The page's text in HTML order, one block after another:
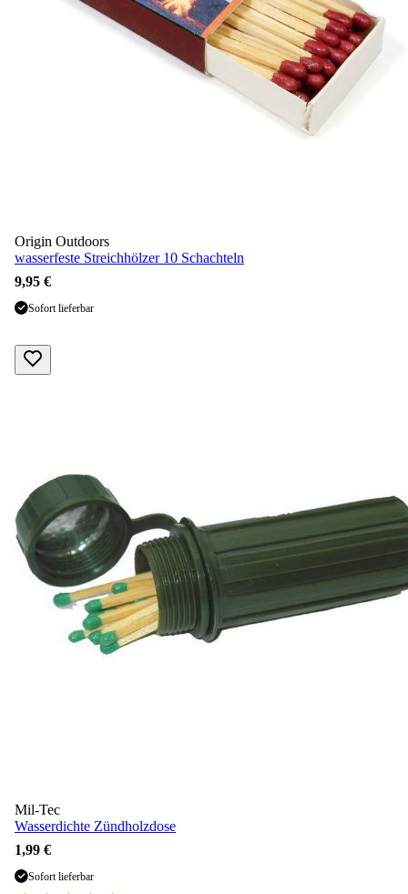
Origin Outdoors
wasserfeste Streichhölzer 10 Schachteln
9,95 €
Sofort lieferbar
Mil-Tec
Wasserdichte Zündholzdose
1,99 €
Sofort lieferbar